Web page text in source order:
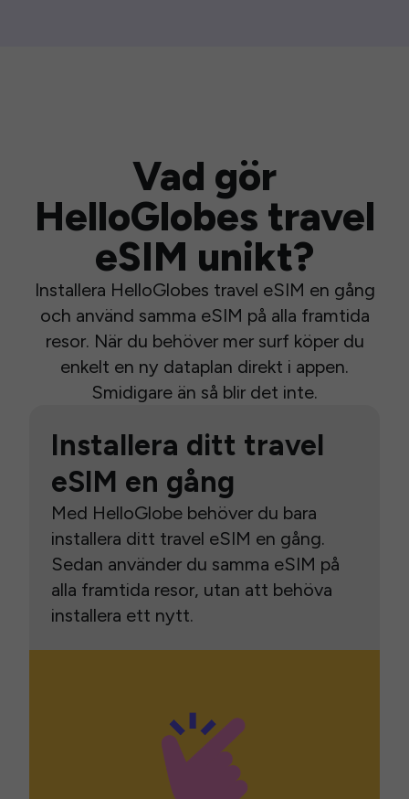
Vad gör
HelloGlobes travel
eSIM unikt?
Installera HelloGlobes travel eSIM en gång
och använd samma eSIM på alla framtida
resor. När du behöver mer surf köper du
enkelt en ny dataplan direkt i appen.
Smidigare än så blir det inte.
Installera ditt travel
eSIM en gång
Med HelloGlobe behöver du bara
installera ditt travel eSIM en gång.
Sedan använder du samma eSIM på
alla framtida resor, utan att behöva
installera ett nytt.